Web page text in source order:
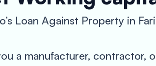
Loan Against Property in
a manufacturer, contractor,